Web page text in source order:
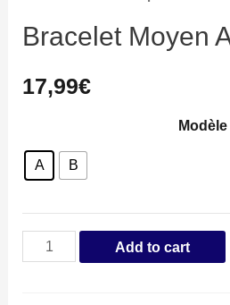
Bracelet Moyen
17,99€
Modèle
A B
Bracelet
Add to cart